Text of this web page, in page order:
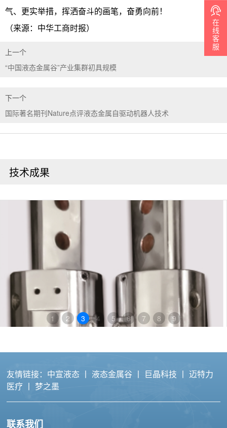
气、更实举措，挥洒奋斗的画笔，奋勇向前！
（来源：中华工商时报）
上一个
“中国液态金属谷”产业集群初具规模
下一个
国际著名期刊Nature点评液态金属自驱动机器人技术
技术成果
1 2 3 4 5 6 7 8 9
友情链接： 中宣液态 丨 液态金属谷 丨 巨晶科技 丨迈特力
医疗 丨 梦之墨
联系我们
在
线
客
服